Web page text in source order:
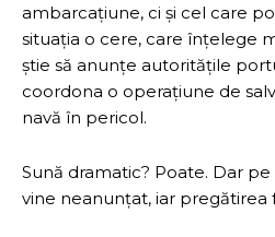
ambarcațiune, ci și cel care
situația o cere, care înțelege
știe să anunțe autoritățile
coordona o operațiune de
navă în pericol.
Sună dramatic? Poate. Dar
vine neanunțat, iar pregătirea